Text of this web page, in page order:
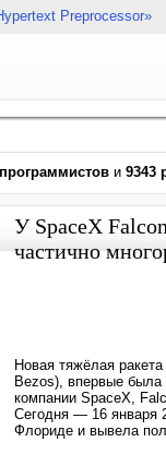
Preprocessor»
и 9343
У SpaceX
частично
Новая тяжёлая
Bezos), впервые была
компании SpaceX,
Сегодня — 16 января
Флориде и вывела